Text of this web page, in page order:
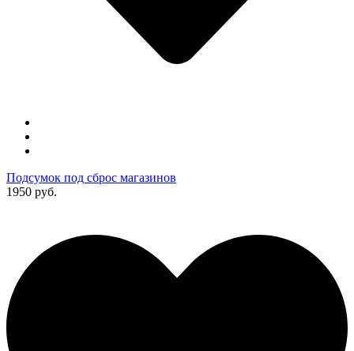
Подсумок под сброс магазинов
1950 руб.